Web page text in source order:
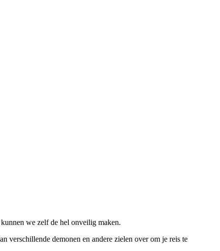
we zelf de hel onveilig maken.
verschillende demonen en andere zielen over om je reis te